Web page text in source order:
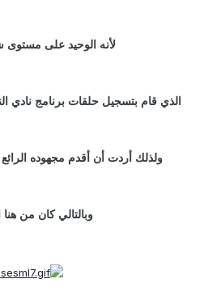
لأنه الوحيد على مستوى
الذي قام بتسجيل حلقات برنامج نادي
ولذلك أردت أن أقدم مجهوده
وبالتالي كان من هنا